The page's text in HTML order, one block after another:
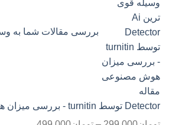
Detector توسط turnitin - بررسی میزان هوش مصنوعی مقاله